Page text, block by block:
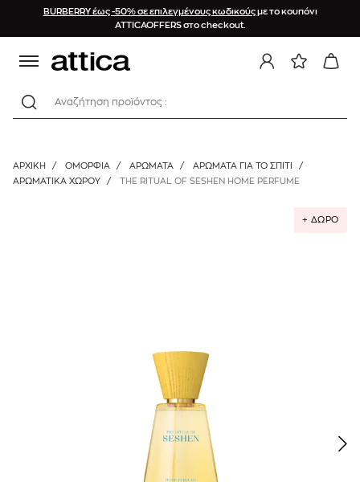
BURBERRY έως -50% σε επιλεγμένους κωδικούςμε το κουπόνι
ATTICAOFFERS στο checkout.
Αναζήτηση προϊόντος :
ΑΡΧΙΚΉ / ΟΜΟΡΦΙΑ / ΑΡΩΜΑΤΑ / ΑΡΏΜΑΤΑ ΓΙΑ ΤΟ ΣΠΊΤΙ
/
ΑΡΩΜΑΤΙΚΆ ΧΏΡΟΥ
/ THE RITUAL OF SESHEN HOME PERFUME
+ ΔΩΡΟ